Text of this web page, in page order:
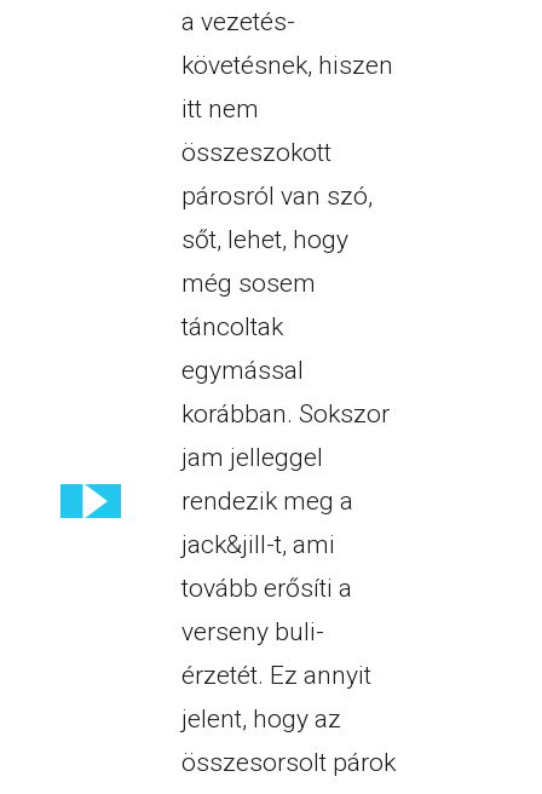
a vezetés-
követésnek, hiszen
itt nem
összeszokott
párosról van szó,
sőt, lehet, hogy
még sosem
táncoltak
egymással
korábban. Sokszor
jam jelleggel
rendezik meg a
jack&jill-t, ami
tovább erősíti a
verseny buli-
érzetét. Ez annyit
jelent, hogy az
összesorsolt párok